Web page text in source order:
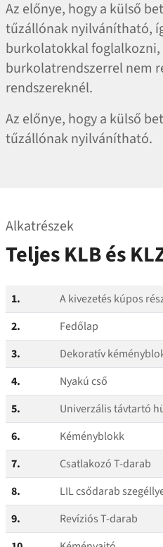
Az előnye, hogy a külső
tűzállónak nyilvánítható,
burkolatokkal
burkolatrendszerrel nem
rendszereknél.
Az előnye, hogy a külső
tűzállónak nyilvánítható.
Alkatrészek
Teljes KLB és
1.
A kivezetés kúpos
2.
Fedőlap
3.
Dekoratív
4.
Nyakú cső
5.
Univerzális távtartó
6.
Kéményblokk
7.
Csatlakozó T‑darab
8.
LIL csődarab
9.
Revíziós T‑darab